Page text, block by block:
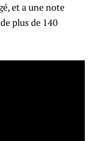
et a une note
plus de 140